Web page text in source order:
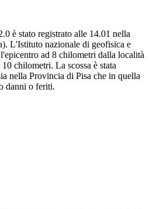
è stato registrato alle 14.01 nella
L'Istituto nazionale di geofisica e
ad 8 chilometri dalla località
chilometri. La scossa è stata
nella Provincia di Pisa che in quella
danni o feriti.